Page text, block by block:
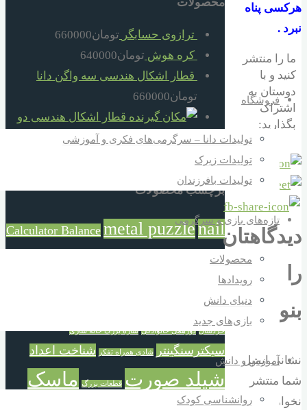
فروشگاه
تولیدات دانا – سرگرمی‌های فکری و آموزشی
تولیدات زیرک
تولیدات بافرزندان
تازه‌های بازی و سرگرمی
محصولات
رویدادها
دنیای دانش
بازی‌های جدید
آموزش و دانش
روانشناسی کودک
هرکسی پناه
نبرد .
ما را منتشر
کنید و با
دوستان به
اشتراک
بگذارید:
دیدگاهتان
را
بنویسید
نشانی ایمیل
شما منتشر
نخواهد شد.
ترازوی حسابگر تومان660000
کره هوش تومان640000
قطار اشکال هندسی سه واگن دانا
تومان660000
قطار اشکال هندسی دو
واگن دانا تومان520000
برچسب محصولات
Calculator Balance metal puzzlenail
puzzle
خردسال دورهمی خانوادگی سازه بزرگ خانه سازی
سبکترسنگینتر شادی همراه تفکر شناخت اعداد
شیلد صورت قطعات بزرگ ماسک